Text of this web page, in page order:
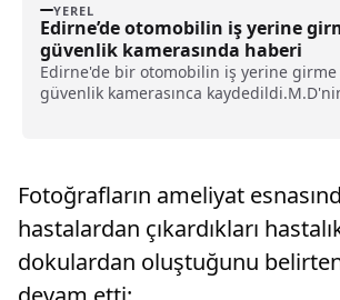
YEREL
Edirne’de otomobilin iş yerine
güvenlik kamerasında haberi
Edirne'de bir otomobilin iş yerine girme
güvenlik kamerasınca
Fotoğrafların ameliyat
hastalardan çıkardıkları
dokulardan oluştuğunu